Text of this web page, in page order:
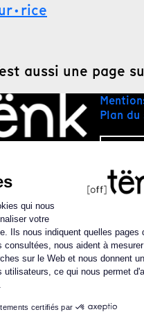
aussi une page
Plan